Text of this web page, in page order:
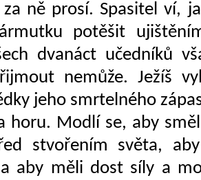
ně prosí. Spasitel ví,
potěšit
dvanáct učedníků
nemůže. Ježíš
jeho smrtelné­ho
horu. Modlí se, aby
stvoře­ním světa,
aby měli dost síly a